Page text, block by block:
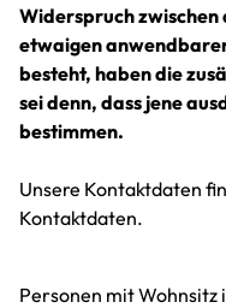
Widerspruch zwischen
etwaigen
besteht, haben die
sei denn, dass jene
bestimmen.
Unsere Kontaktdaten
Kontaktdaten.
Personen mit Wohnsitz